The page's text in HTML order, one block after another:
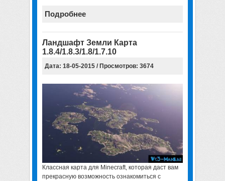
Подробнее
Ландшафт Земли Карта
1.8.4/1.8.3/1.8/1.7.10
Дата: 18-05-2015 / Просмотров: 3674
Классная карта для Minecraft, которая даст вам
прекрасную возможность ознакомиться с